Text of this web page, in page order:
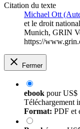
Citation du texte
Michael Ott
et le droit
Munich, GRIN
https://
Fermer
ebook pourUS$
Téléchargement
Format: PDF et